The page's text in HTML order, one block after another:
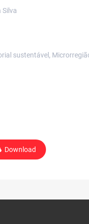
Silva
sustentável,
Download